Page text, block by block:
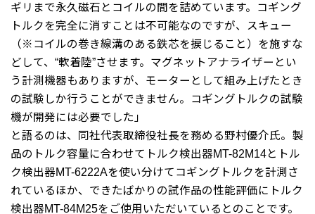
ギリまで永久磁石とコイルの間を詰めています。コギング
トルクを完全に消すことは不可能なのですが、スキュー
（※コイルの巻き線溝のある鉄芯を捩じること）を施すな
どして、“軟着陸”させます。マグネットアナライザーとい
う計測機器もありますが、モーターとして組み上げたとき
の試験しか行うことができません。コギングトルクの試験
機が開発には必要でした」
と語るのは、同社代表取締役社長を務める野村優介氏。製
品のトルク容量に合わせてトルク検出器MT-82M14とトル
ク検出器MT-6222Aを使い分けてコギングトルクを計測さ
れているほか、できたばかりの試作品の性能評価にトルク
検出器MT-84M25をご使用いただいているとのことです。